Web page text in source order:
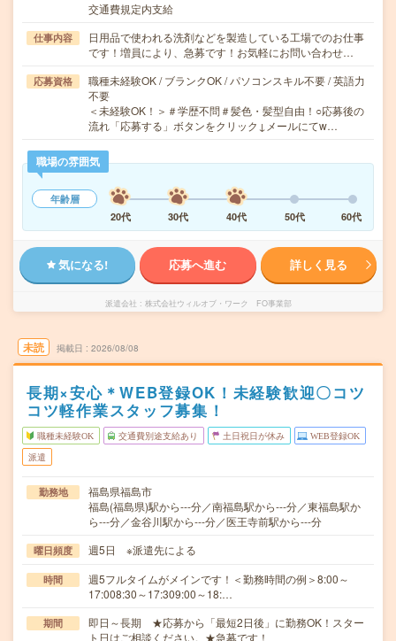
交通費規定内支給
仕事内容
日用品で使われる洗剤などを製造している工場でのお仕事
です！増員により、急募です！お気軽にお問い合わせ…
応募資格
職種未経験OK / ブランクOK / パソコンスキル不要 / 英語力
不要
＜未経験OK！＞＃学歴不問＃髪色・髪型自由！○応募後の
流れ「応募する」ボタンをクリック↓メールにてw…
職場の雰囲気
年齢層
20代
30代 40代 50代 60代
気になる! 応募へ進む 詳しく見る
派遣会社 株式会社ウィルオブ・ワーク FO事業部
未読 掲載日 2026/08/08
長期×安心＊WEB登録OK！未経験歓迎〇コツ
コツ軽作業スタッフ募集！
職種未経験OK 交通費別途支給あり 土日祝日が休み WEB登録OK
派遣
勤務地
福島県福島市
福島(福島県)駅から---分／南福島駅から---分／東福島駅か
ら---分／金谷川駅から---分／医王寺前駅から---分
曜日頻度 週5日 ※派遣先による
時間
週5フルタイムがメインです！＜勤務時間の例＞8:00～
17:008:30～17:309:00～18:…
期間
即日～長期 ★応募から「最短2日後」に勤務OK！スター
ト日はご相談ください。★急募です！